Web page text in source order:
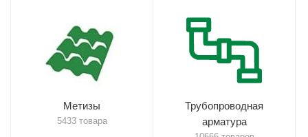
Метизы
5433 товара
Трубопроводная
арматура